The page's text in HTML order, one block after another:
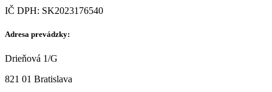
IČ DPH: SK2023176540
Adresa prevádzky:
Drieňová 1/G
821 01 Bratislava